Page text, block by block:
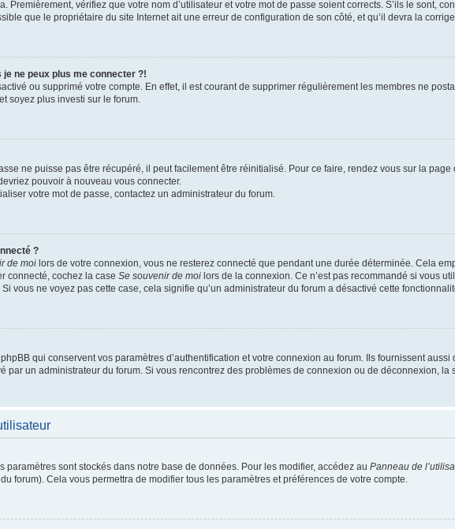
Premièrement, vérifiez que votre nom d’utilisateur et votre mot de passe soient corrects. S’ils le sont,
que le propriétaire du site Internet ait une erreur de configuration de son côté, et qu’il devra la
ne peux plus me connecter ?!
ou supprimé votre compte. En effet, il est courant de supprimer régulièrement les membres ne
soyez plus investi sur le forum.
ne puisse pas être récupéré, il peut facilement être réinitialisé. Pour ce faire, rendez vous sur la
pouvoir à nouveau vous connecter.
votre mot de passe, contactez un administrateur du forum.
?
de moi lors de votre connexion, vous ne resterez connecté que pendant une durée déterminée. Cela
connecté, cochez la case Se souvenir de moi lors de la connexion. Ce n’est pas recommandé si vous
vous ne voyez pas cette case, cela signifie qu’un administrateur du forum a désactivé cette
qui conservent vos paramètres d’authentification et votre connexion au forum. Ils fournissent
par un administrateur du forum. Si vous rencontrez des problèmes de connexion ou de déconnexion, la
paramètres sont stockés dans notre base de données. Pour les modifier, accédez au Panneau de
forum). Cela vous permettra de modifier tous les paramètres et préférences de votre compte.